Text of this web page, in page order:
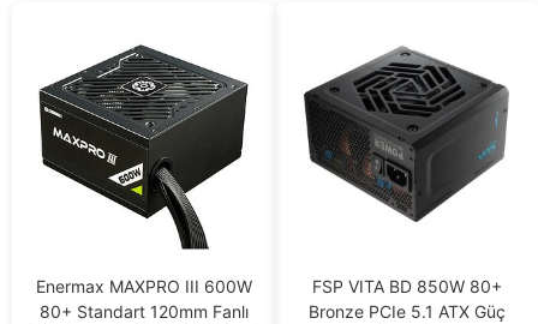
Enermax MAXPRO III 600W
80+ Standart 120mm Fanlı
FSP VITA BD 850W 80+
Bronze PCIe 5.1 ATX Güç